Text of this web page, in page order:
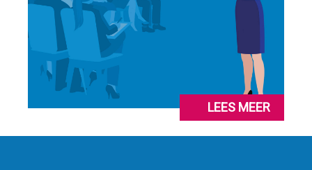
LEES MEER